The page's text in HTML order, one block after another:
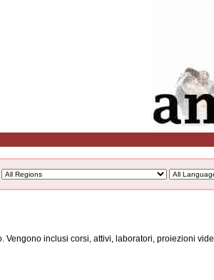
inclusi corsi, attivi, laboratori, proiezioni